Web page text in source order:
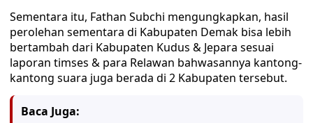
Sementara itu, Fathan Subchi mengungkapkan, hasil
perolehan sementara di Kabupaten Demak bisa lebih
bertambah dari Kabupaten Kudus & Jepara sesuai
laporan timses & para Relawan bahwasannya kantong-
kantong suara juga berada di 2 Kabupaten tersebut.
Baca Juga: